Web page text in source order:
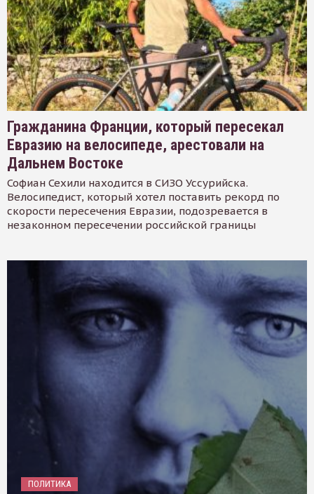
Гражданина Франции, который пересекал
Евразию на велосипеде, арестовали на
Дальнем Востоке
Софиан Сехили находится в СИЗО Уссурийска.
Велосипедист, который хотел поставить рекорд по
скорости пересечения Евразии, подозревается в
незаконном пересечении российской границы
ПОЛИТИКА